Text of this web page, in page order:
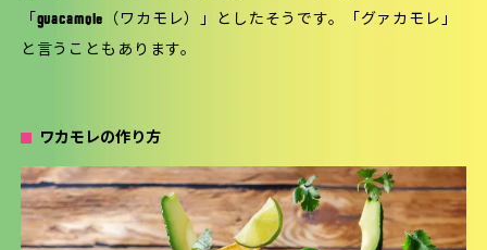
「guacamole（ワカモレ）」としたそうです。「グァカモレ」
と言うこともあります。
ワカモレの作り方